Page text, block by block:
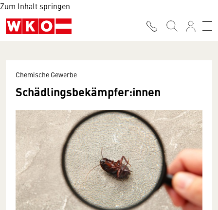
Zum Inhalt springen
Chemische Gewerbe
Schädlingsbekämpfer:innen